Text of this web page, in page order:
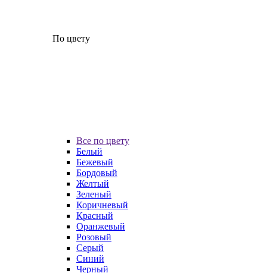
По цвету
Все по цвету
Белый
Бежевый
Бордовый
Желтый
Зеленый
Коричневый
Красный
Оранжевый
Розовый
Серый
Синий
Черный